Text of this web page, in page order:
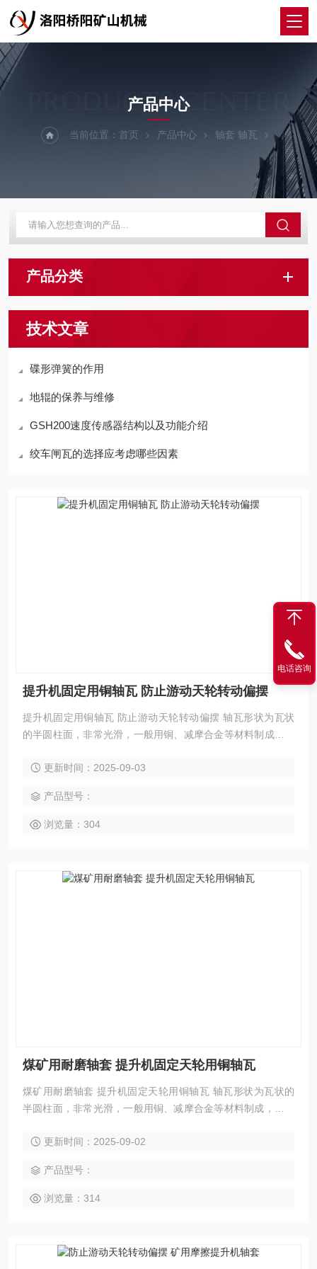
PRODUCTS CENTER
产品中心
当前位置： 首页 产品中心 轴套 轴瓦
产品分类
技术文章
碟形弹簧的作用
地辊的保养与维修
GSH200速度传感器结构以及功能介绍
绞车闸瓦的选择应考虑哪些因素
提升机固定用铜轴瓦 防止游动天轮转动偏摆
提升机固定用铜轴瓦 防止游动天轮转动偏摆 轴瓦形状为瓦状
的半圆柱面，非常光滑，一般用铜、减摩合金等材料制成，在
轴套 多绳摩擦提升机轴套
更新时间：2025-09-03
产品型号：
浏览量：304
煤矿用耐磨轴套 提升机固定天轮用铜轴瓦
煤矿用耐磨轴套 提升机固定天轮用铜轴瓦 轴瓦形状为瓦状的
半圆柱面，非常光滑，一般用铜、减摩合金等材料制成，在特
套 多绳摩擦提升机轴套
更新时间：2025-09-02
产品型号：
浏览量：314
电话咨询